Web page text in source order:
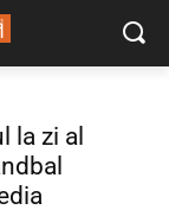
la zi al